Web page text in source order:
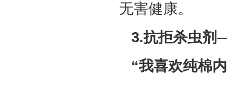
无害健康。
3.抗拒杀虫
“我喜欢纯棉